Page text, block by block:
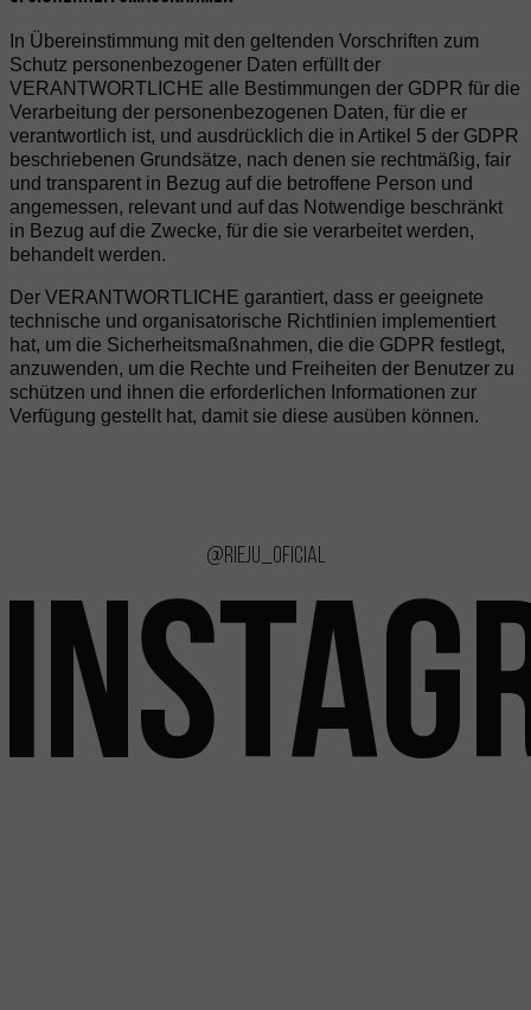
In Übereinstimmung mit den geltenden Vorschriften zum
Schutz personenbezogener Daten erfüllt der
VERANTWORTLICHE alle Bestimmungen der GDPR für die
Verarbeitung der personenbezogenen Daten, für die er
verantwortlich ist, und ausdrücklich die in Artikel 5 der GDPR
beschriebenen Grundsätze, nach denen sie rechtmäßig, fair
und transparent in Bezug auf die betroffene Person und
angemessen, relevant und auf das Notwendige beschränkt
in Bezug auf die Zwecke, für die sie verarbeitet werden,
behandelt werden.
Der VERANTWORTLICHE garantiert, dass er geeignete
technische und organisatorische Richtlinien implementiert
hat, um die Sicherheitsmaßnahmen, die die GDPR festlegt,
anzuwenden, um die Rechte und Freiheiten der Benutzer zu
schützen und ihnen die erforderlichen Informationen zur
Verfügung gestellt hat, damit sie diese ausüben können.
@rieju_oficial